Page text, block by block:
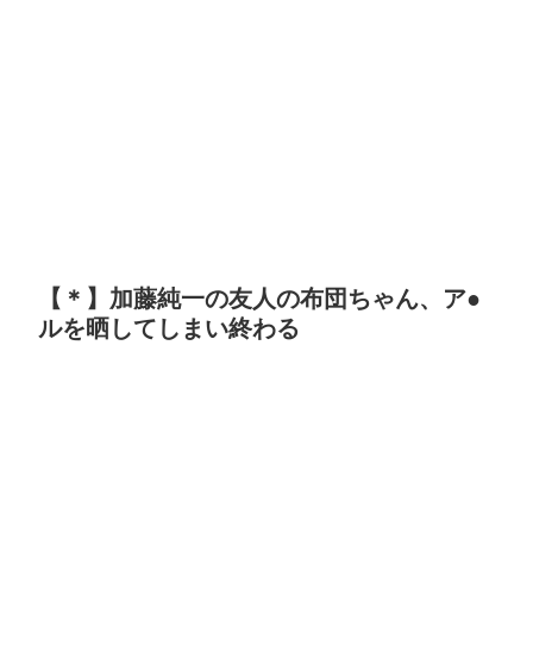
【＊】加藤純一の友人の布団ちゃん、ア●
ルを晒してしまい終わる